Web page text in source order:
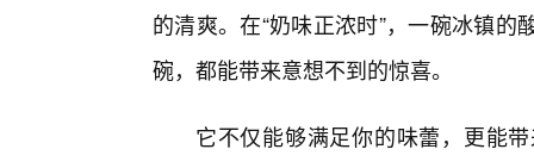
的清爽。在“奶味正浓时”，一碗冰镇
碗，都能带来意想不到的惊喜。
它不仅能够满足你的味蕾，更能